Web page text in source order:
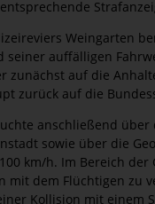
Weingarten
auffälligen
zunächst auf die
zurück auf die
anschließend
sowie über die
km/h. Im Bereich der
mit dem Flüchtigen zu
Kollision mit einem